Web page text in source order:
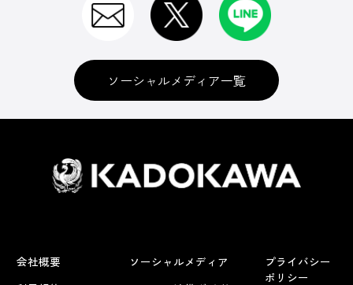
ソーシャルメディア一覧
会社概要
ソーシャルメディア
プライバシー
ポリシー